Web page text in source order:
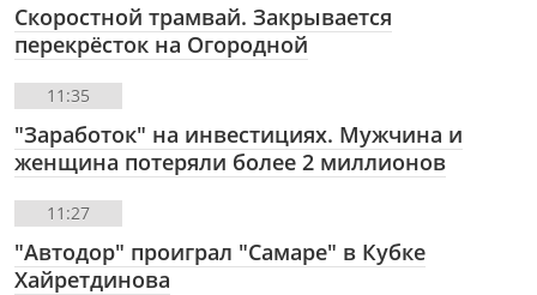
Скоростной трамвай. Закрывается
перекрёсток на Огородной
11:35
"Заработок" на инвестициях. Мужчина и
женщина потеряли более 2 миллионов
11:27
"Автодор" проиграл "Самаре" в Кубке
Хайретдинова